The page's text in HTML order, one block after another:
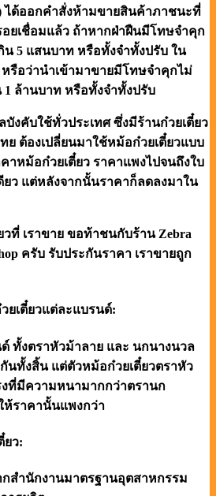
ได้ออกคำสั่งห้ามขายสินค้าภาชนะที่
ยเชื่อมแล้ว ถ้าหากฝ่าฝืนมีโทษจำคุก
น 5 แสนบาท หรือทั้งจำทั้งปรับ ใน
รือว่านำเข้ามาขายมีโทษจำคุกไม่
1 ล้านบาท หรือทั้งจำทั้งปรับ
งคับใช้ทั่วประเทศ ซึ่งมีร้านก๋วยเตี๋ยว
ย ต้องเปลี่ยนมาใช้หม้อก๋วยเตี๋ยวแบบ
าหม้อก๋วยเตี๋ยว ราคาแพงไปจนถึงใบ
ยว แต่หลังจากนั้นราคาก็ลดลงมาใน
ที่ เราขาย ขอท้าชนกับร้าน Zebra
ครับ รับประกันราคา เราขายถูก
ยเตี๋ยวแต่ละแบรนด์:
ทั้งตราหัวม้าลาย และ นกนางนวล
นทั้งสิ้น แต่ตัวหม้อก๋วยเตี๋ยวตราหัว
ที่มีความหนามากกว่าตรานก
ห้ราคานั้นแพงกว่า
ยว:
กสำนักงานมาตรฐานอุตสาหกรรม